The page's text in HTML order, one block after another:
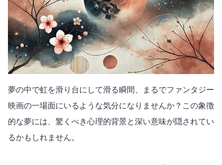
夢の中で虹を滑り台にして滑る瞬間、まるでファンタジー
映画の一場面にいるような気分になりませんか？この象徴
的な夢には、驚くべき心理的背景と深い意味が隠されてい
るかもしれません。